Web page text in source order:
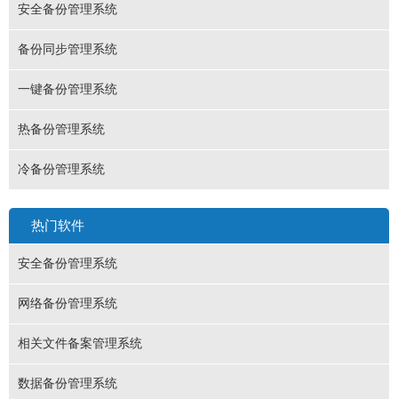
安全备份管理系统
备份同步管理系统
一键备份管理系统
热备份管理系统
冷备份管理系统
热门软件
安全备份管理系统
网络备份管理系统
相关文件备案管理系统
数据备份管理系统